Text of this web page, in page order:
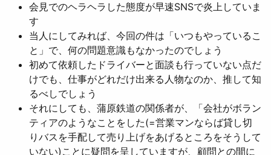
会見でのヘラヘラした態度が早速SNSで炎上していま
す
当人にしてみれば、今回の件は「いつもやっているこ
と」で、何の問題意識もなかったのでしょう
初めて依頼したドライバーと面談も行っていない点だ
けでも、仕事がどれだけ出来る人物なのか、推して知
るべしでしょう
それにしても、蒲原鉄道の関係者が、「会社がボラン
ティアのようなことをした(=営業マンならば貸し切
りバスを手配して売り上げをあげるところをそうして
いない)ことに疑問を呈していますが、顧問との間に